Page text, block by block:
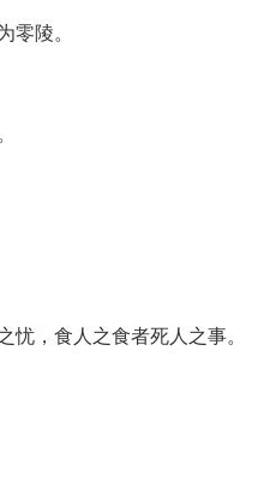
零陵。
忧，食人之食者死人之事。